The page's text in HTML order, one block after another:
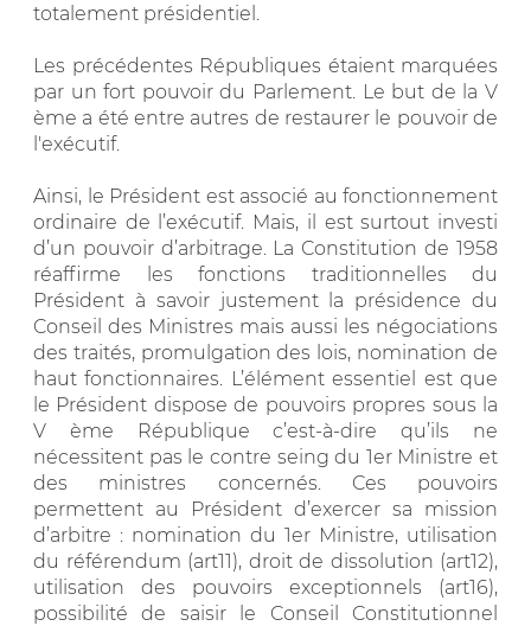
totalement présidentiel.
Les précédentes Républiques étaient marquées
par un fort pouvoir du Parlement. Le but de la V
ème a été entre autres de restaurer le pouvoir de
l'exécutif.
Ainsi, le Président est associé au fonctionnement
ordinaire de l’exécutif. Mais, il est surtout investi
d’un pouvoir d’arbitrage. La Constitution de 1958
réaffirme les fonctions traditionnelles du
Président à savoir justement la présidence du
Conseil des Ministres mais aussi les négociations
des traités, promulgation des lois, nomination de
haut fonctionnaires. L’élément essentiel est que
le Président dispose de pouvoirs propres sous la
V ème République c’est-à-dire qu’ils ne
nécessitent pas le contre seing du 1er Ministre et
des ministres concernés. Ces pouvoirs
permettent au Président d’exercer sa mission
d’arbitre : nomination du 1er Ministre, utilisation
du référendum (art11), droit de dissolution (art12),
utilisation des pouvoirs exceptionnels (art16),
possibilité de saisir le Conseil Constitutionnel